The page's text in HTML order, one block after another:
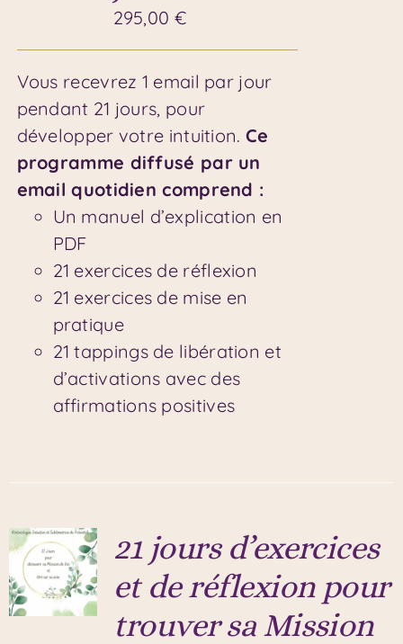
295,00 €
Vous recevrez 1 email par jour
pendant 21 jours, pour
développer votre intuition. Ce
programme diffusé par un
email quotidien comprend :
Un manuel d’explication en
PDF
21 exercices de réflexion
21 exercices de mise en
pratique
21 tappings de libération et
d’activations avec des
affirmations positives
21 jours d’exercices
et de réflexion pour
trouver sa Mission